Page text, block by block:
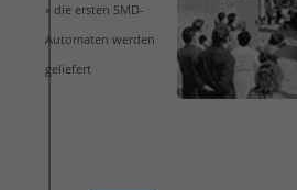
» die ersten SMD-
Automaten werden
geliefert